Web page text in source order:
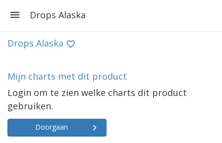
Drops Alaska
Drops Alaska
Mijn charts met dit product
Login om te zien welke charts dit product
gebruiken.
Doorgaan